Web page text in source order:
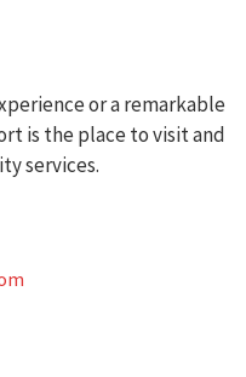
or a remarkable
is the place to visit and
services.